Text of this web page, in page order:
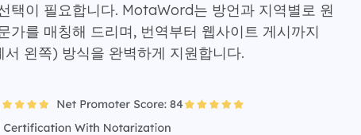
택이 필요합니다. MotaWord는 방언과 지역별로 원
가를 매칭해 드리며, 번역부터 웹사이트 게시까지
서 왼쪽) 방식을 완벽하게 지원합니다.